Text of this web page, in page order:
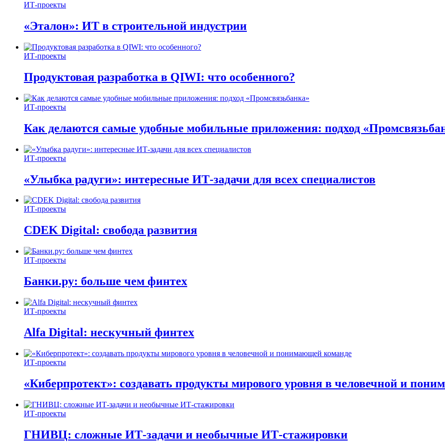
ИТ-проекты
«Эталон»: ИТ в строительной индустрии
ИТ-проекты
Продуктовая разработка в QIWI: что особенного?
ИТ-проекты
Как делаются самые удобные мобильные приложения: подход
ИТ-проекты
«Улыбка радуги»: интересные ИТ-задачи для всех специалистов
ИТ-проекты
CDEK Digital: свобода развития
ИТ-проекты
Банки.ру: больше чем финтех
ИТ-проекты
Alfa Digital: нескучный финтех
ИТ-проекты
«Киберпротект»: создавать продукты мирового уровня в человечной и
ИТ-проекты
ГНИВЦ: сложные ИТ‑задачи и необычные ИТ‑стажировки